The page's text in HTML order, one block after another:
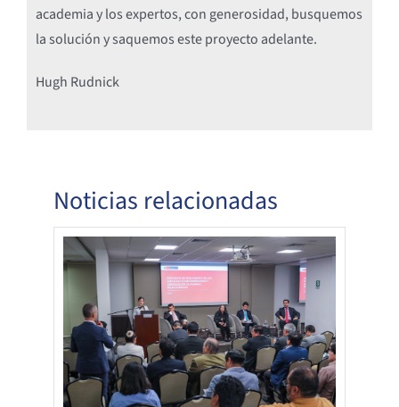
academia y los expertos, con generosidad, busquemos
la solución y saquemos este proyecto adelante.
Hugh Rudnick
Noticias relacionadas